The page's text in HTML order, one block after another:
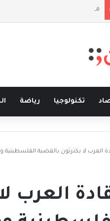
فلسفة الخيط والموج: نصف قرن في
تكنولوجيا رياضة
العرب لا يكترثون بالقضية
العرب